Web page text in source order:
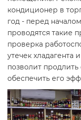
кондиционер в
год - перед
проводятся такие
проверка
утечек хладагента
позволит
обеспечить его